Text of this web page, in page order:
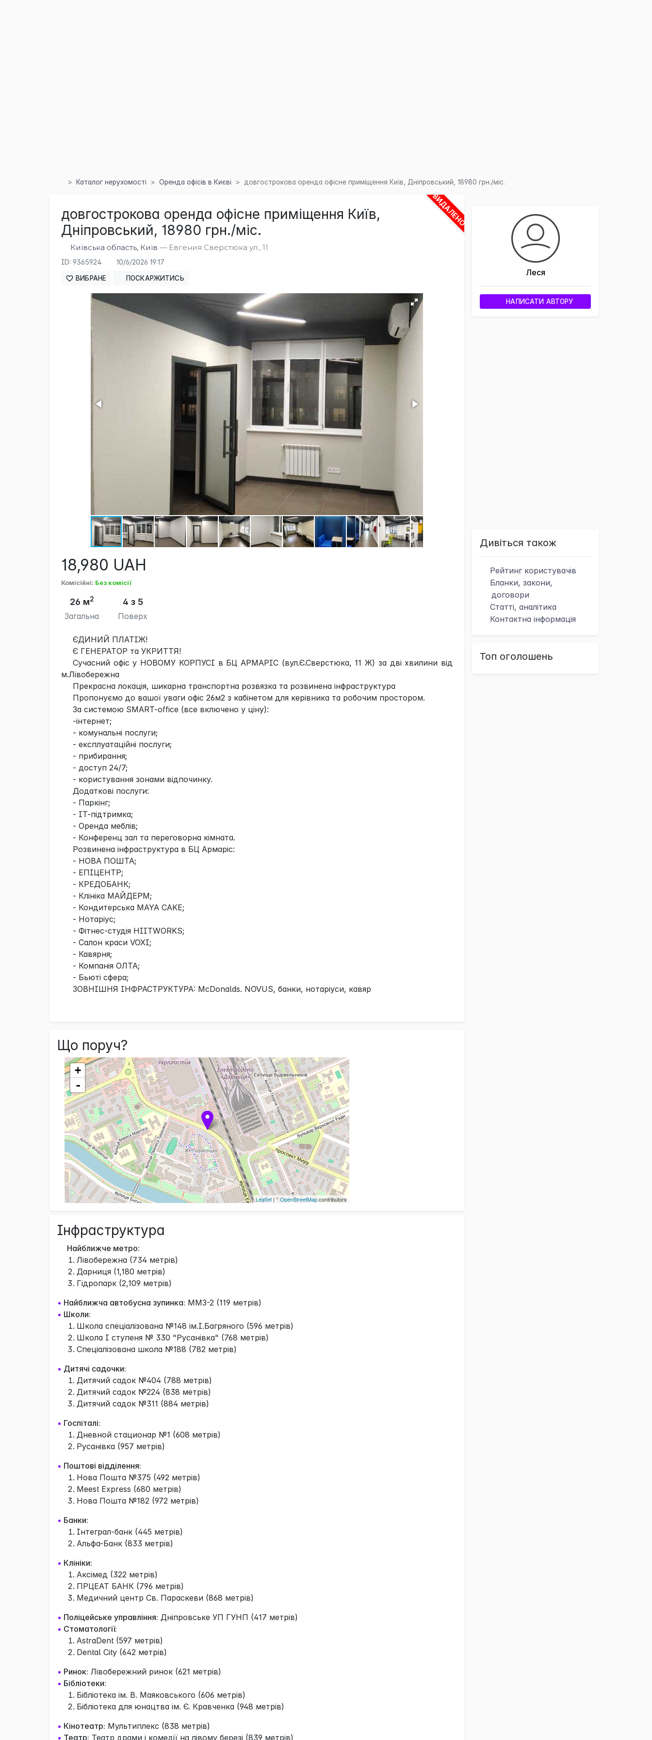
Каталог нерухомості Оренда офісів в Києві довгострокова оренда офісне приміщення Київ, Дніпровський, 18980 грн./міс.
ВИДАЛЕНО
довгострокова оренда офісне приміщення Київ,
Дніпровський, 18980 грн./міс.
Київська область, Київ — Евгения Сверстюка ул., 11
ID: 9365924 10/6/2026 19:17
ВИБРАНЕ ПОСКАРЖИТИСЬ
18,980 UAH
Комісійні: Без комісії
26 м2
Загальна
4 з 5
Поверх
ЄДИНИЙ ПЛАТІЖ!
Є ГЕНЕРАТОР та УКРИТТЯ!
Сучасний офіс у НОВОМУ КОРПУСІ в БЦ АРМАРІС (вул.Є.Сверстюка, 11 Ж) за дві хвилини від
м.Лівобережна
Прекрасна локація, шикарна транспортна розвязка та розвинена інфраструктура
Пропонуємо до вашої уваги офіс 26м2 з кабінетом для керівника та робочим простором.
За системою SMART-office (все включено у ціну):
-інтернет;
- комунальні послуги;
- експлуатаційні послуги;
- прибирання;
- доступ 24/7;
- користування зонами відпочинку.
Додаткові послуги:
- Паркінг;
- ІТ-підтримка;
- Оренда меблів;
- Конференц зал та переговорна кімната.
Розвинена інфраструктура в БЦ Армаріс:
- НОВА ПОШТА;
- ЕПІЦЕНТР;
- КРЕДОБАНК;
- Клініка МАЙДЕРМ;
- Кондитерська MAYA CAKE;
- Нотаріус;
- Фітнес-студія HIITWORKS;
- Салон краси VOXI;
- Кавярня;
- Компанія ОЛТА;
- Бьюті сфера;
ЗОВНІШНЯ ІНФРАСТРУКТУРА: McDonalds. NOVUS, банки, нотаріуси, кавяр
Що поруч?
+
-
Leaflet | ©OpenStreetMapcontributors
Інфраструктура
Найближче метро:
Лівобережна (734 метрів)
Дарниця (1,180 метрів)
Гідропарк (2,109 метрів)
• Найближча автобусна зупинка: ММЗ-2 (119 метрів)
• Школи:
Школа спеціалізована №148 ім.І.Багряного (596 метрів)
Школа І ступеня № 330 "Русанівка" (768 метрів)
Спеціалізована школа №188 (782 метрів)
• Дитячі садочки:
Дитячий садок №404 (788 метрів)
Дитячий садок №224 (838 метрів)
Дитячий садок №311 (884 метрів)
• Госпіталі:
Дневной стационар №1 (608 метрів)
Русанівка (957 метрів)
• Поштові відділення:
Нова Пошта №375 (492 метрів)
Meest Express (680 метрів)
Нова Пошта №182 (972 метрів)
• Банки:
Інтеграл-банк (445 метрів)
Альфа-Банк (833 метрів)
• Клініки:
Аксімед (322 метрів)
ПРЦЕАТ БАНК (796 метрів)
Медичний центр Св. Параскеви (868 метрів)
• Поліцейське управління: Дніпровське УП ГУНП (417 метрів)
• Стоматології:
AstraDent (597 метрів)
Dental City (642 метрів)
• Ринок: Лівобережний ринок (621 метрів)
• Бібліотеки:
Бібліотека ім. В. Маяковського (606 метрів)
Бібліотека для юнацтва ім. Є. Кравченка (948 метрів)
• Кінотеатр: Мультиплекс (838 метрів)
• Театр: Театр драми і комедії на лівому березі (839 метрів)
Леся
НАПИСАТИ АВТОРУ
Дивіться також
Рейтинг користувачів
Бланки, закони,
договори
Статті, аналітика
Контактна інформація
Топ оголошень
×